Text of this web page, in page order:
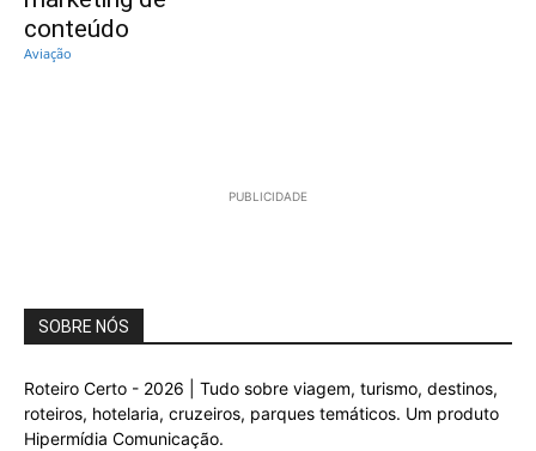
conteúdo
Aviação
PUBLICIDADE
SOBRE NÓS
Roteiro Certo - 2026 | Tudo sobre viagem, turismo, destinos,
roteiros, hotelaria, cruzeiros, parques temáticos. Um produto
Hipermídia Comunicação.